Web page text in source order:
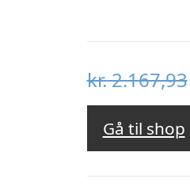
kr.2.167,93
Gå til shop